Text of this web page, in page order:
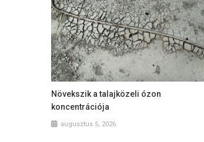
Növekszik a talajközeli ózon
koncentrációja
augusztus 5, 2026